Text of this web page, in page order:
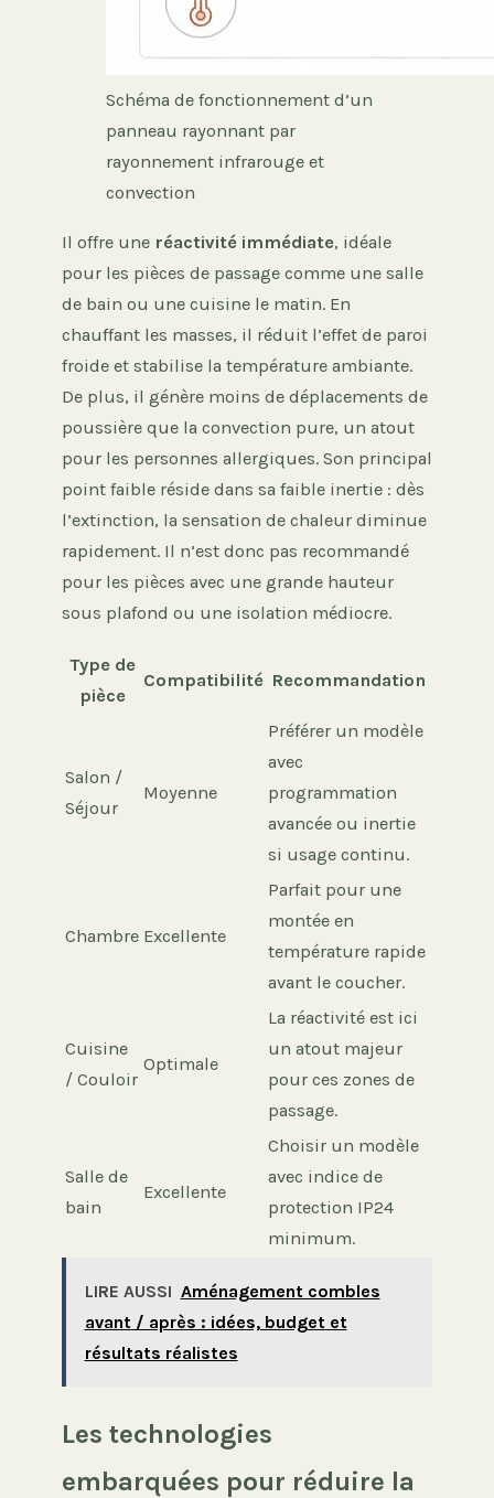
Schéma de fonctionnement d’un
panneau rayonnant par
rayonnement infrarouge et
convection
Il offre une réactivité immédiate, idéale
pour les pièces de passage comme une salle
de bain ou une cuisine le matin. En
chauffant les masses, il réduit l’effet de paroi
froide et stabilise la température ambiante.
De plus, il génère moins de déplacements de
poussière que la convection pure, un atout
pour les personnes allergiques. Son principal
point faible réside dans sa faible inertie : dès
l’extinction, la sensation de chaleur diminue
rapidement. Il n’est donc pas recommandé
pour les pièces avec une grande hauteur
sous plafond ou une isolation médiocre.
Type de
pièce
Compatibilité Recommandation
Salon /
Séjour
Moyenne
Préférer un modèle
avec
programmation
avancée ou inertie
si usage continu.
Chambre Excellente
Parfait pour une
montée en
température rapide
avant le coucher.
Cuisine
/ Couloir
Optimale
La réactivité est ici
un atout majeur
pour ces zones de
passage.
Salle de
bain
Excellente
Choisir un modèle
avec indice de
protection IP24
minimum.
LIRE AUSSI Aménagement combles
avant / après : idées, budget et
résultats réalistes
Les technologies
embarquées pour réduire la